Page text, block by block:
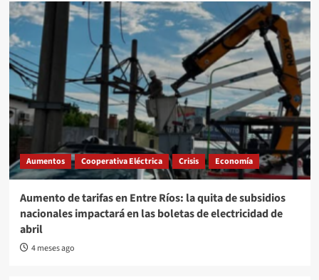
Aumentos Cooperativa Eléctrica Crisis Economía
Aumento de tarifas en Entre Ríos: la quita de subsidios
nacionales impactará en las boletas de electricidad de
abril
4 meses ago